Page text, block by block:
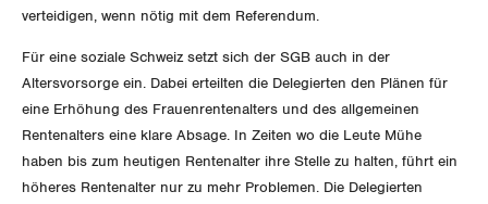
Migrationskommission
Queer-Kommission
Rentner:innen-Kommission
Bern
Freiburg
Genf
Glarus
Bücher/Broschüren
verteidigen, wenn nötig mit dem Referendum.
Für eine soziale Schweiz setzt sich der SGB auch in der
Altersvorsorge ein. Dabei erteilten die Delegierten den Plänen für
eine Erhöhung des Frauenrentenalters und des allgemeinen
Rentenalters eine klare Absage. In Zeiten wo die Leute Mühe
haben bis zum heutigen Rentenalter ihre Stelle zu halten, führt ein
höheres Rentenalter nur zu mehr Problemen. Die Delegierten